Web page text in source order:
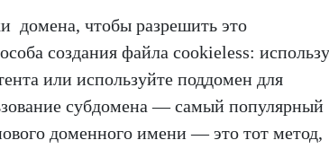
домена, чтобы разрешить это
создания файла cookieless:
или используйте поддомен для
субдомена — самый популярный
доменного имени — это тот метод,